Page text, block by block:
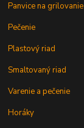
Panvice na grilovanie
Pečenie
Plastový riad
Smaltovaný riad
Varenie a pečenie
Horáky